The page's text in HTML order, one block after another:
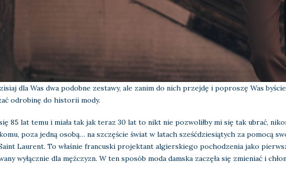
dla Was dwa podobne zestawy, ale zanim do nich przejdę i poproszę Was
odrobinę do historii mody.
85 lat temu i miała tak jak teraz 30 lat to nikt nie pozwoliłby mi się tak ubrać,
poza jedną osobą… na szczęście świat w latach sześćdziesiątych za pomocą
Laurent. To właśnie francuski projektant algierskiego pochodzenia jako
wyłącznie dla mężczyzn. W ten sposób moda damska zaczęła się zmieniać i